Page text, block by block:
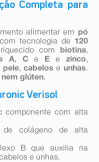
Completa para
alimentar em pó
tecnologia de 120
com biotina,
A, Ce E e zinco,
pele,cabelos e unhas.
nem glúten.
Verisol
componente com alta
de colágeno de alta
B que auxilia na
e unhas.